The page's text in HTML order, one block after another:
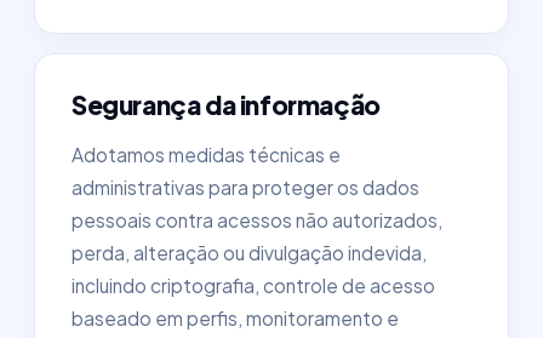
Segurança da informação
Adotamos medidas técnicas e
administrativas para proteger os dados
pessoais contra acessos não autorizados,
perda, alteração ou divulgação indevida,
incluindo criptografia, controle de acesso
baseado em perfis, monitoramento e